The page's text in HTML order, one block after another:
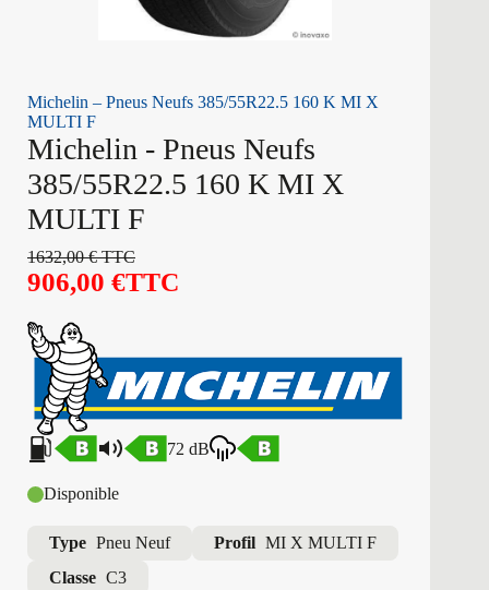
Michelin – Pneus Neufs 385/55R22.5 160 K MI X
MULTI F
Michelin - Pneus Neufs
385/55R22.5 160 K MI X
MULTI F
1632,00€TTC
906,00 €TTC
72 dB
Disponible
Type Pneu Neuf Profil MI X MULTI F
Classe C3